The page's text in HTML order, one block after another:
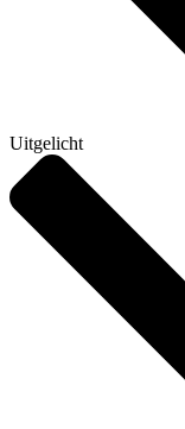
Uitgelicht